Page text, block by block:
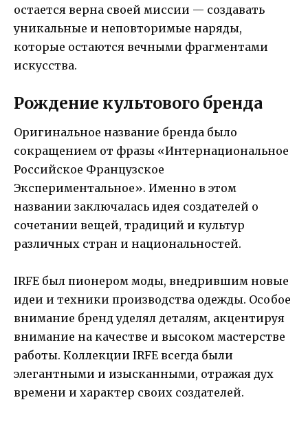
остается верна своей миссии — создавать
уникальные и неповторимые наряды,
которые остаются вечными фрагментами
искусства.
Рождение культового бренда
Оригинальное название бренда было
сокращением от фразы «Интернациональное
Российское Французское
Экспериментальное». Именно в этом
названии заключалась идея создателей о
сочетании вещей, традиций и культур
различных стран и национальностей.
IRFE был пионером моды, внедрившим новые
идеи и техники производства одежды. Особое
внимание бренд уделял деталям, акцентируя
внимание на качестве и высоком мастерстве
работы. Коллекции IRFE всегда были
элегантными и изысканными, отражая дух
времени и характер своих создателей.